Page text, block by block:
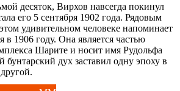
десяток, Вирхов навсегда покинул
его 5 сентября 1902 года. Рядовым
удивительном человеке напоминает
в 1906 году. Она является частью
Шарите и носит имя Рудольфа
бунтарский дух заставил одну эпоху в